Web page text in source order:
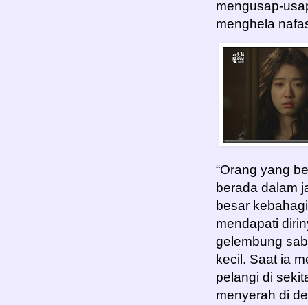
mengusap-
menghela
“Orang yang
berada dalam
besar
mendapati
gelembung
kecil. Saat ia
pelangi di
menyerah di